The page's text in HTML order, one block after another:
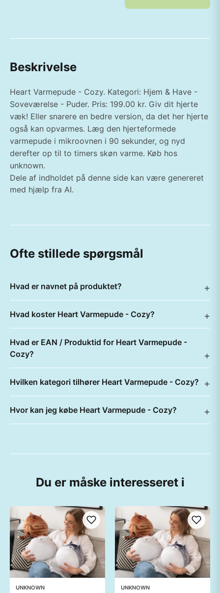
Beskrivelse
Heart Varmepude - Cozy. Kategori: Hjem & Have -
Soveværelse - Puder. Pris: 199.00 kr. Giv dit hjerte
væk! Eller snarere en bedre version, da det her hjerte
også kan opvarmes. Læg den hjerteformede
varmepude i mikroovnen i 90 sekunder, og nyd
derefter op til to timers skøn varme. Køb hos
unknown.
Dele af indholdet på denne side kan være genereret
med hjælp fra AI.
Ofte stillede spørgsmål
Hvad er navnet på produktet?
Hvad koster Heart Varmepude - Cozy?
Hvad er EAN / Produktid for Heart Varmepude -
Cozy?
Hvilken kategori tilhører Heart Varmepude - Cozy?
Hvor kan jeg købe Heart Varmepude - Cozy?
Du er måske interesseret i
UNKNOWN UNKNOWN